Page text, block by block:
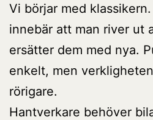
Vi börjar med
innebär att man river ut
ersätter dem med nya.
enkelt, men
rörigare.
Hantverkare behöver